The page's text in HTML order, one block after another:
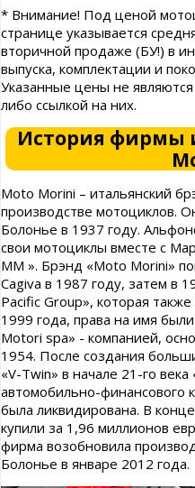
* Внимание! Под ценой
странице указывается
вторичной продаже (БУ!) в
выпуска, комплектации и
Указанные цены не
либо ссылкой на них.
История фирмы
Moto Morini – итальянский
производстве мотоциклов.
Болонье в 1937 году.
свои мотоциклы вместе с
ММ ». Брэнд «Moto Morini»
Cagiva в 1987 году, затем в
Pacific Group», которая
1999 года, права на имя
Motori spa» - компанией,
1954. После создания
«V-Twin» в начале 21-го
автомобильно-финансового
была ликвидирована. В
купили за 1,96 миллионов
фирма возобновила
Болонье в январе 2012 года.